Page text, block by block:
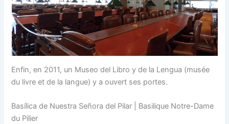
Enfin, en 2011, un Museo del Libro y de la Lengua (musée
du livre et de la langue) y a ouvert ses portes.
Basílica de Nuestra Señora del Pilar | Basilique Notre-Dame
du Pilier